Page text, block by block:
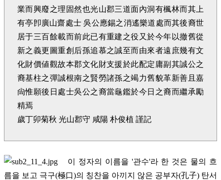
業而興廢之理固然也光山郡三道面內洞有楓林而其上
有亭卽廣山齋處士 吳公應錫之消遙樂道處而其後裔世
居于三百餘載而前此已有重建之役又於今年以撤舊從
新之義更圖重創后孫追慕之誠至而由來者遠庶幾有文
化財價値觀故本郡文化財支援於此配定庸副其誠公之
裔基柱之彈誠根南之賢勞諸孫之竭力舊貌革新善且嘉
尙惟願後日處士吳公之裔當龜鑑於今日之裔而繼承勵
精焉
歲丁卯菊秋 光山郡守 咸陽 朴俊植 謹記
이 정자의 이름을 '관수'라 한 것은 물의 흐
름을 보고 극구(極口)의 칭찬을 아끼지 않은 공부자(孔子) 탄서